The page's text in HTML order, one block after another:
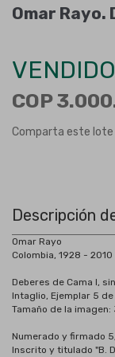
Omar Rayo.
COP
Comparta este lote
Descripción
Omar Rayo
Colombia, 1928 - 2010
Deberes de Cama I,
Intaglio, Ejemplar 5 de
Tamaño de la imagen:
Numerado y firmado
Inscrito y titulado "B.